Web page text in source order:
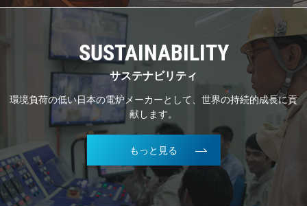
SUSTAINABILITY
サステナビリティ
環境負荷の低い日本の電炉メーカーとして、世界の持続的成長に貢
献します。
もっと見る